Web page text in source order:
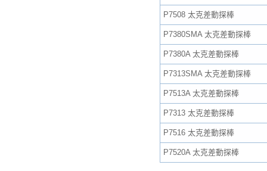
P7508 太克差動探棒
P7380SMA 太克差動探棒
P7380A 太克差動探棒
P7313SMA 太克差動探棒
P7513A 太克差動探棒
P7313 太克差動探棒
P7516 太克差動探棒
P7520A 太克差動探棒